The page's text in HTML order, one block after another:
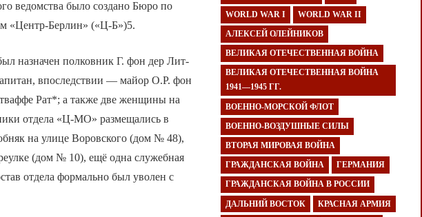
ведомства было создано Бюро по
«Центр-Берлин» («Ц-Б»)5.
назначен полковник Г. фон дер Лит-
впоследствии — майор О.Р. фон
Рат*; а также две женщины на
отдела «Ц-МО» размещались в
на улице Воровского (дом № 48),
(дом № 10), ещё одна служебная
отдела формально был уволен с
WORLD WAR I WORLD WAR II
АЛЕКСЕЙ ОЛЕЙНИКОВ
ВЕЛИКАЯ ОТЕЧЕСТВЕННАЯ ВОЙНА
ВЕЛИКАЯ ОТЕЧЕСТВЕННАЯ ВОЙНА
1941—1945 ГГ.
ВОЕННО-МОРСКОЙ ФЛОТ
ВОЕННО-ВОЗДУШНЫЕ СИЛЫ
ВТОРАЯ МИРОВАЯ ВОЙНА
ГРАЖДАНСКАЯ ВОЙНА ГЕРМАНИЯ
ГРАЖДАНСКАЯ ВОЙНА В РОССИИ
ДАЛЬНИЙ ВОСТОК КРАСНАЯ АРМИЯ